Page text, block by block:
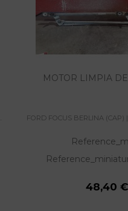
MOTOR LIMPIA
FORD FOCUS BERLINA (CAP) |
48,40 €